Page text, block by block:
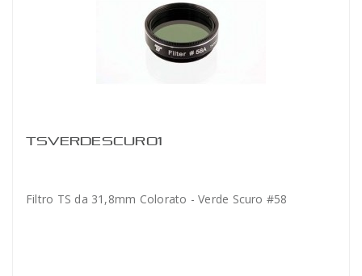
TSVERDESCURO1
Filtro TS da 31,8mm Colorato - Verde Scuro #58